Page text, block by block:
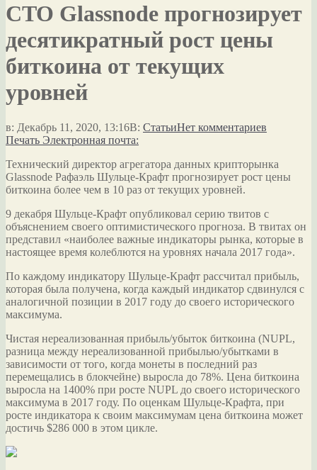
CTO Glassnode прогнозирует
десятикратный рост цены
биткоина от текущих
уровней
в: Декабрь 11, 2020, 13:16В: СтатьиНет комментариев
Печать Электронная почта:
Технический директор агрегатора данных крипторынка
Glassnode Рафаэль Шульце-Крафт прогнозирует рост цены
биткоина более чем в 10 раз от текущих уровней.
9 декабря Шульце-Крафт опубликовал серию твитов с
объяснением своего оптимистического прогноза. В твитах он
представил «наиболее важные индикаторы рынка, которые в
настоящее время колеблются на уровнях начала 2017 года».
По каждому индикатору Шульце-Крафт рассчитал прибыль,
которая была получена, когда каждый индикатор сдвинулся с
аналогичной позиции в 2017 году до своего исторического
максимума.
Чистая нереализованная прибыль/убыток биткоина (NUPL,
разница между нереализованной прибылью/убытками в
зависимости от того, когда монеты в последний раз
перемещались в блокчейне) выросла до 78%. Цена биткоина
выросла на 1400% при росте NUPL до своего исторического
максимума в 2017 году. По оценкам Шульце-Крафта, при
росте индикатора к своим максимумам цена биткоина может
достичь $286 000 в этом цикле.